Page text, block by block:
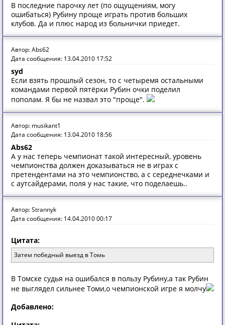
В последние парочку лет (по ощущениям, могу
ошибаться) Рубину проще играть против больших
клубов. Да и плюс народ из больнички приедет.
Автор: Abs62
Дата сообщения: 13.04.2010 17:52
syd
Если взять прошлый сезон, то с четыремя остальными
командами первой пятёрки Рубин очки поделил
пополам. Я бы не назвал это "проще".
Автор: musikant1
Дата сообщения: 13.04.2010 18:56
Abs62
А у нас теперь чемпионат такой интересный, уровень
чемпионства должен доказываться не в играх с
претендентами на это чемпионство, а с середнечками и
с аутсайдерами, поля у нас такие, что поделаешь..
Автор: Strannyk
Дата сообщения: 14.04.2010 00:17
Цитата:
Затем победный выезд в Томь
В Томске судья на ошибался в пользу Рубину,а так Рубин
не выглядел сильнее Томи,о чемпионской игре я молчу
Добавлено: